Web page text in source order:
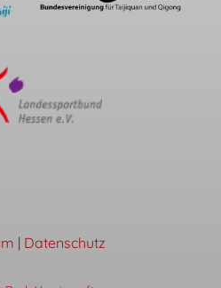
| Datenschutz